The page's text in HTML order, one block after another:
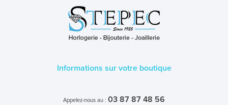
Informations sur votre boutique
Appelez-nous au : 03 87 87 48 56